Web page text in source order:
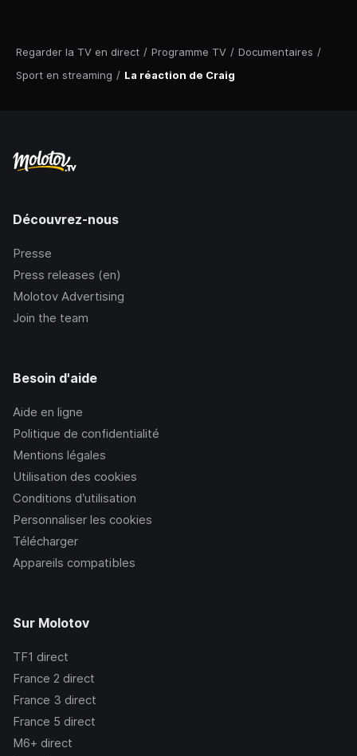
Regarder la TV en direct / Programme TV / Documentaires /
Sport en streaming / La réaction de Craig
Découvrez-nous
Presse
Press releases (en)
Molotov Advertising
Join the team
Besoin d'aide
Aide en ligne
Politique de confidentialité
Mentions légales
Utilisation des cookies
Conditions d’utilisation
Personnaliser les cookies
Télécharger
Appareils compatibles
Sur Molotov
TF1 direct
France 2 direct
France 3 direct
France 5 direct
M6+ direct